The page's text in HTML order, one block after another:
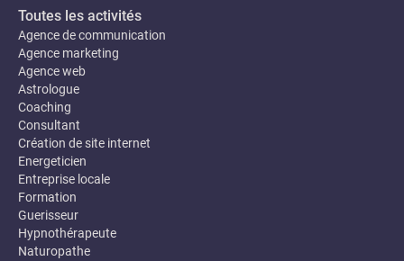
Toutes les activités
Agence de communication
Agence marketing
Agence web
Astrologue
Coaching
Consultant
Création de site internet
Energeticien
Entreprise locale
Formation
Guerisseur
Hypnothérapeute
Naturopathe